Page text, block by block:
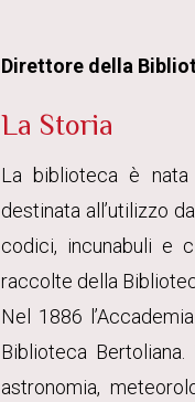
Direttore della
La Storia
La biblioteca è nata
destinata all’utilizzo
codici, incunabuli e
raccolte della
Nel 1886
Biblioteca
astronomia,